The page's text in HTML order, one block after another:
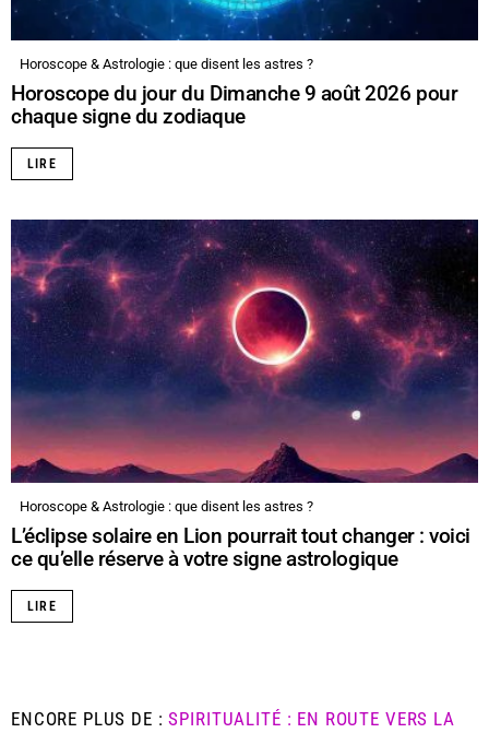
Horoscope & Astrologie : que disent les astres ?
Horoscope du jour du Dimanche 9 août 2026 pour
chaque signe du zodiaque
LIRE
Horoscope & Astrologie : que disent les astres ?
L’éclipse solaire en Lion pourrait tout changer : voici
ce qu’elle réserve à votre signe astrologique
LIRE
ENCORE PLUS DE :SPIRITUALITÉ : EN ROUTE VERS LA